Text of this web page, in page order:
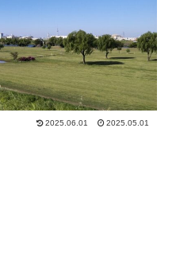
2025.06.01 2025.05.01